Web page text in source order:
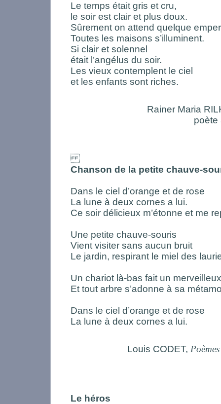
Le temps était gris et cru,
le soir est clair et plus doux.
Sûrement on attend quelque
Toutes les maisons s’illuminent.
Si clair et solennel
était l’angélus du soir.
Les vieux contemplent le ciel
et les enfants sont riches.
Rainer Maria
poète
Chanson de la petite chauve-
Dans le ciel d’orange et de rose
La lune à deux cornes a lui.
Ce soir délicieux m’étonne et me
Une petite chauve-souris
Vient visiter sans aucun bruit
Le jardin, respirant le miel des
Un chariot là-bas fait un
Et tout arbre s’adonne à sa
Dans le ciel d’orange et de rose
La lune à deux cornes a lui.
Louis CODET,
Le héros